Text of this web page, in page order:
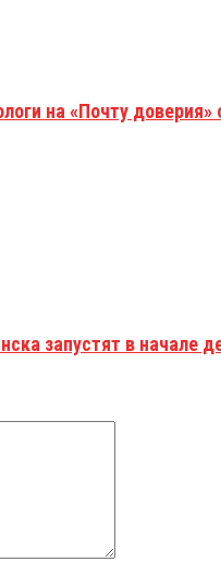
на «Почту
запустят в начале